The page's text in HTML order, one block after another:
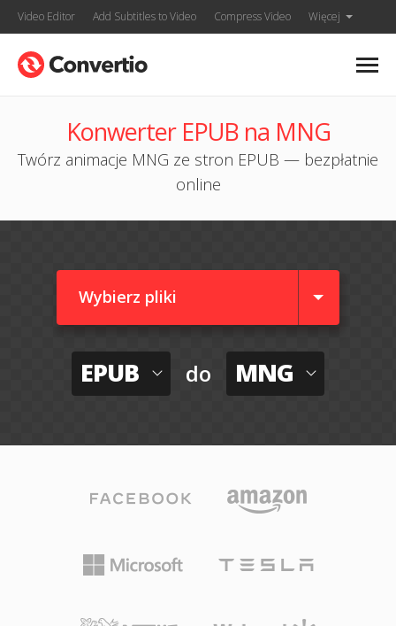
Video Editor Add Subtitles to Video Compress Video Więcej
Konwerter EPUB na MNG
Twórz animacje MNG ze stron EPUB — bezpłatnie
online
Wybierz pliki
EPUB do MNG